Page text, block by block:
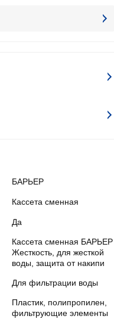
БАРЬЕР
Кассета сменная
Да
Кассета сменная БАРЬЕР
Жесткость, для жесткой
воды, защита от накипи
Для фильтрации воды
Пластик, полипропилен,
фильтрующие элементы